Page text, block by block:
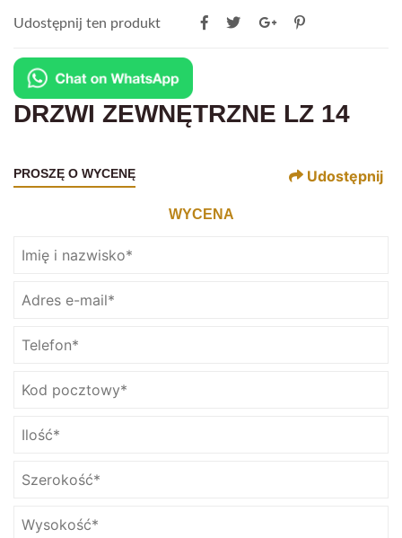
Udostępnij ten produkt
DRZWI ZEWNĘTRZNE LZ 14
PROSZĘ O WYCENĘ Udostępnij
WYCENA